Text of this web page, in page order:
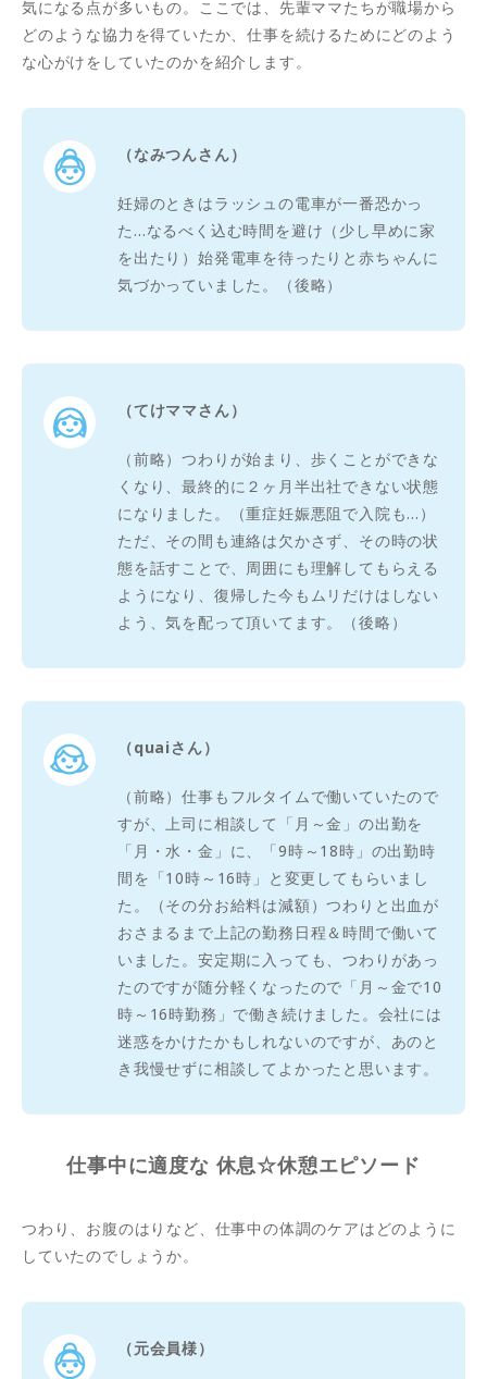
気になる点が多いもの。ここでは、先輩ママたちが職場から
どのような協力を得ていたか、仕事を続けるためにどのよう
な心がけをしていたのかを紹介します。
（なみつんさん）
妊婦のときはラッシュの電車が一番恐かっ
た…なるべく込む時間を避け（少し早めに家
を出たり）始発電車を待ったりと赤ちゃんに
気づかっていました。（後略）
（てけママさん）
（前略）つわりが始まり、歩くことができな
くなり、最終的に２ヶ月半出社できない状態
になりました。（重症妊娠悪阻で入院も…）
ただ、その間も連絡は欠かさず、その時の状
態を話すことで、周囲にも理解してもらえる
ようになり、復帰した今もムリだけはしない
よう、気を配って頂いてます。（後略）
（quaiさん）
（前略）仕事もフルタイムで働いていたので
すが、上司に相談して「月～金」の出勤を
「月・水・金」に、「9時～18時」の出勤時
間を「10時～16時」と変更してもらいまし
た。（その分お給料は減額）つわりと出血が
おさまるまで上記の勤務日程＆時間で働いて
いました。安定期に入っても、つわりがあっ
たのですが随分軽くなったので「月～金で10
時～16時勤務」で働き続けました。会社には
迷惑をかけたかもしれないのですが、あのと
き我慢せずに相談してよかったと思います。
仕事中に適度な 休息☆休憩エピソード
つわり、お腹のはりなど、仕事中の体調のケアはどのように
していたのでしょうか。
（元会員様）